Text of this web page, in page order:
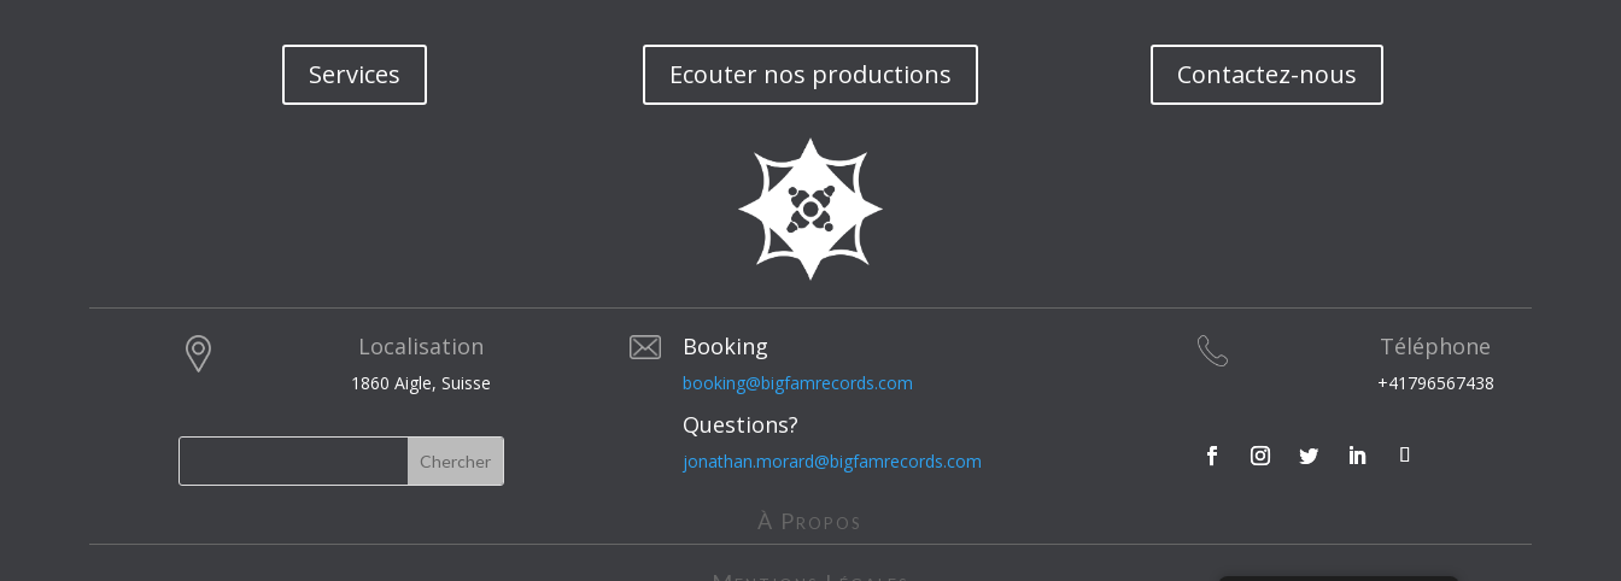
Services Ecouter nos productions Contactez-nous
Localisation
1860 Aigle, Suisse
Booking
booking@bigfamrecords.com
Questions?
jonathan.morard@bigfamrecords.com
Téléphone
+41796567438
À Propos